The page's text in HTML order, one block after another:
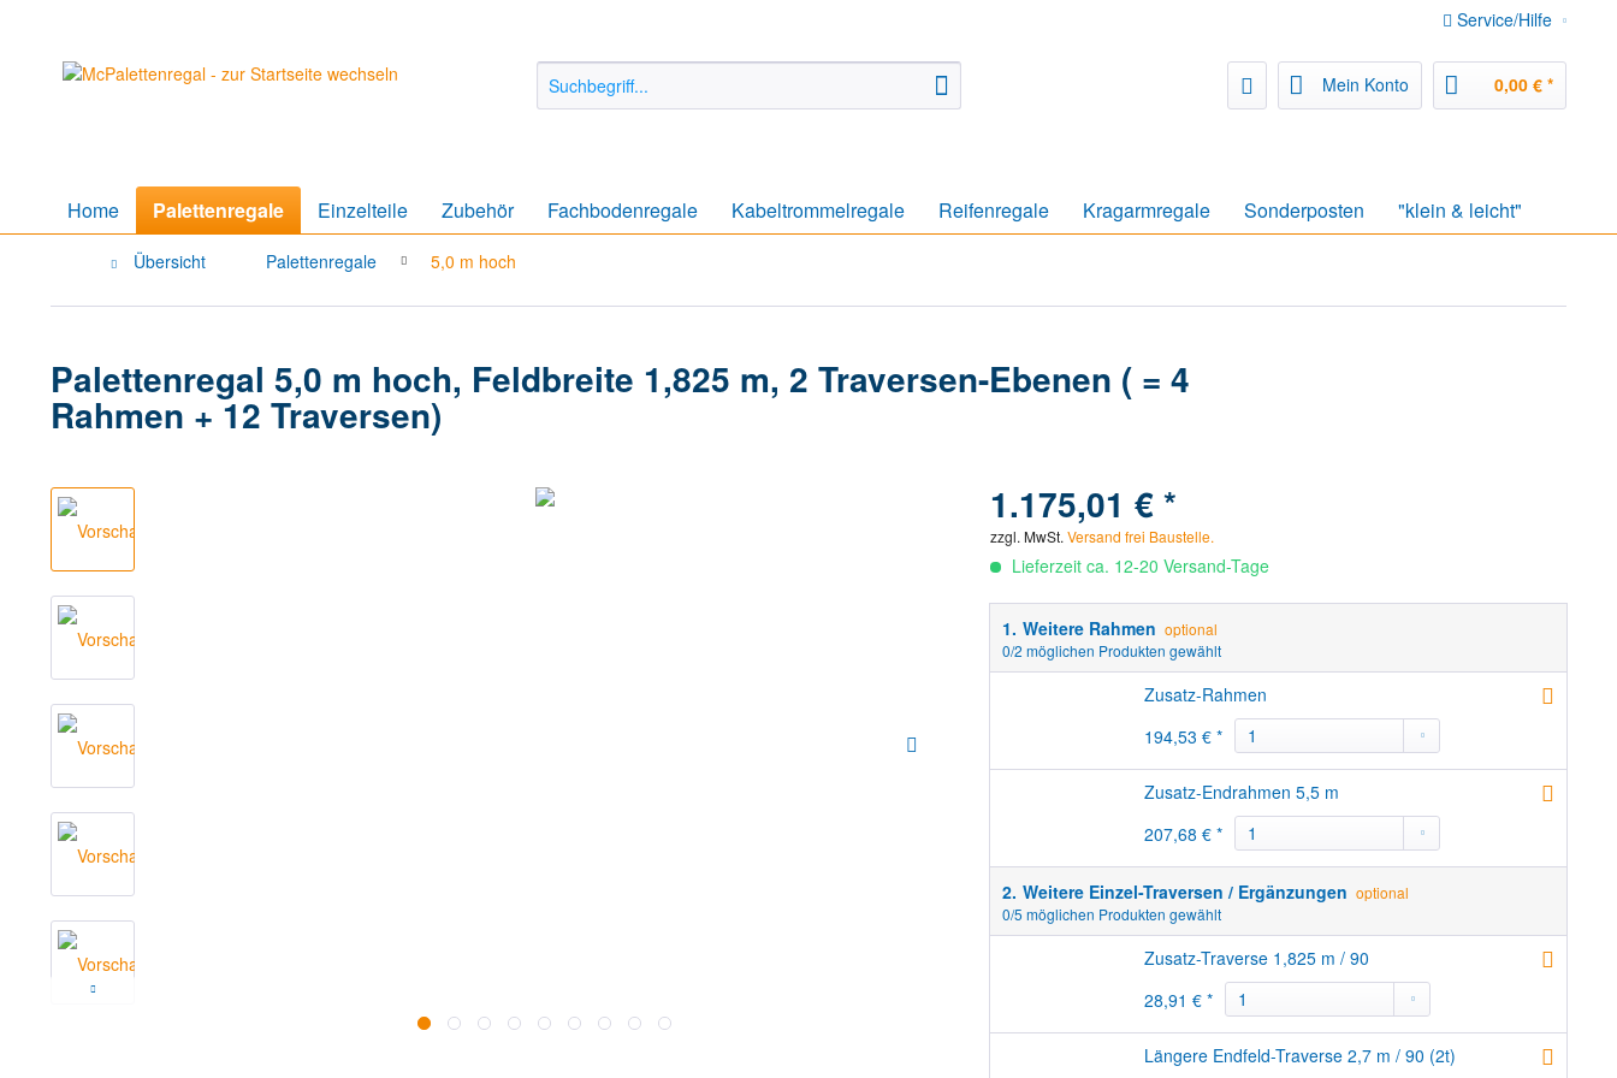
Service/Hilfe
Mein Konto 0,00 € *
Home Palettenregale Einzelteile Zubehör Fachbodenregale Kabeltrommelregale Reifenregale Kragarmregale Sonderposten "klein & leicht"
Übersicht Palettenregale 5,0 m hoch
Palettenregal 5,0 m hoch, Feldbreite 1,825 m, 2 Traversen-Ebenen ( = 4
Rahmen + 12 Traversen)
1.175,01 € *
zzgl. MwSt.Versand frei Baustelle.
Lieferzeit ca. 12-20 Versand-Tage
1. Weitere Rahmen optional
0/2 möglichen Produkten gewählt
Zusatz-Rahmen
194,53 € *
Zusatz-Endrahmen 5,5 m
207,68 € *
2. Weitere Einzel-Traversen / Ergänzungen optional
0/5 möglichen Produkten gewählt
Zusatz-Traverse 1,825 m / 90
28,91 € *
Längere Endfeld-Traverse 2,7 m / 90 (2t)